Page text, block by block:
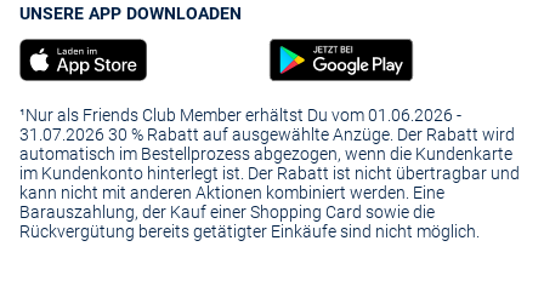
UNSERE APP DOWNLOADEN
¹Nur als Friends Club Member erhältst Du vom 01.06.2026 -
31.07.2026 30 % Rabatt auf ausgewählte Anzüge. Der Rabatt wird
automatisch im Bestellprozess abgezogen, wenn die Kundenkarte
im Kundenkonto hinterlegt ist. Der Rabatt ist nicht übertragbar und
kann nicht mit anderen Aktionen kombiniert werden. Eine
Barauszahlung, der Kauf einer Shopping Card sowie die
Rückvergütung bereits getätigter Einkäufe sind nicht möglich.